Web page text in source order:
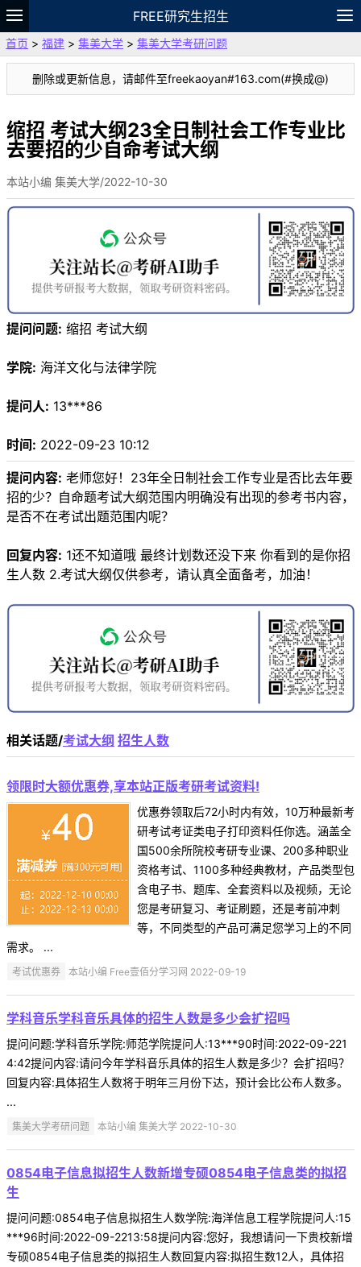
FREE研究生招生
题库
故事 专题 APP 笔记
VIP
资料
首页 > 福建 > 集美大学 > 集美大学考研问题
删除或更新信息，请邮件至freekaoyan#163.com(#换成@)
缩招 考试大纲23全日制社会工作专业比
去要招的少自命考试大纲
本站小编 集美大学/2022-10-30
提问问题: 缩招 考试大纲
学院: 海洋文化与法律学院
提问人: 13***86
时间: 2022-09-23 10:12
提问内容: 老师您好！23年全日制社会工作专业是否比去年要
招的少？自命题考试大纲范围内明确没有出现的参考书内容，
是否不在考试出题范围内呢？
回复内容: 1还不知道哦 最终计划数还没下来 你看到的是你招
生人数 2.考试大纲仅供参考，请认真全面备考，加油！
相关话题/考试大纲 招生人数
领限时大额优惠券,享本站正版考研考试资料!
优惠券领取后72小时内有效，10万种最新考
研考试考证类电子打印资料任你选。涵盖全
国500余所院校考研专业课、200多种职业
资格考试、1100多种经典教材，产品类型包
含电子书、题库、全套资料以及视频，无论
您是考研复习、考证刷题，还是考前冲刺
等，不同类型的产品可满足您学习上的不同
需求。 ...
考试优惠券 本站小编 Free壹佰分学习网 2022-09-19
学科音乐学科音乐具体的招生人数是多少会扩招吗
提问问题:学科音乐学院:师范学院提问人:13***90时间:2022-09-221
4:42提问内容:请问今年学科音乐具体的招生人数是多少？会扩招吗？
回复内容:具体招生人数将于明年三月份下达，预计会比公布人数多。
...
集美大学考研问题 本站小编 集美大学 2022-10-30
0854电子信息拟招生人数新增专硕0854电子信息类的拟招
生
提问问题:0854电子信息拟招生人数学院:海洋信息工程学院提问人:15
***96时间:2022-09-2213:58提问内容:您好，我想请问一下贵校新增
专硕0854电子信息类的拟招生人数回复内容:拟招生数12人，具体招